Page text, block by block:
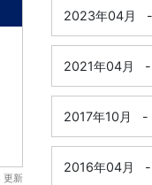
更新
2023年04月 -
2021年04月 -
2017年10月 -
2016年04月 -